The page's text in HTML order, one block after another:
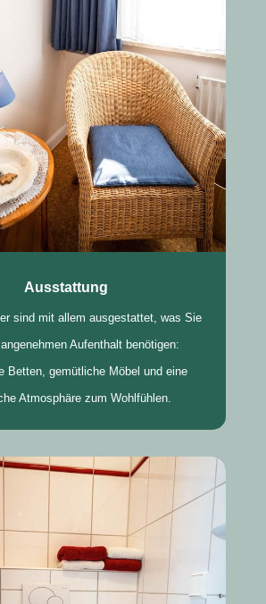
Ausstattung
sind mit allem ausgestattet, was Sie
Aufenthalt benötigen:
Betten, gemütliche Möbel und eine
Atmosphäre zum Wohlfühlen.